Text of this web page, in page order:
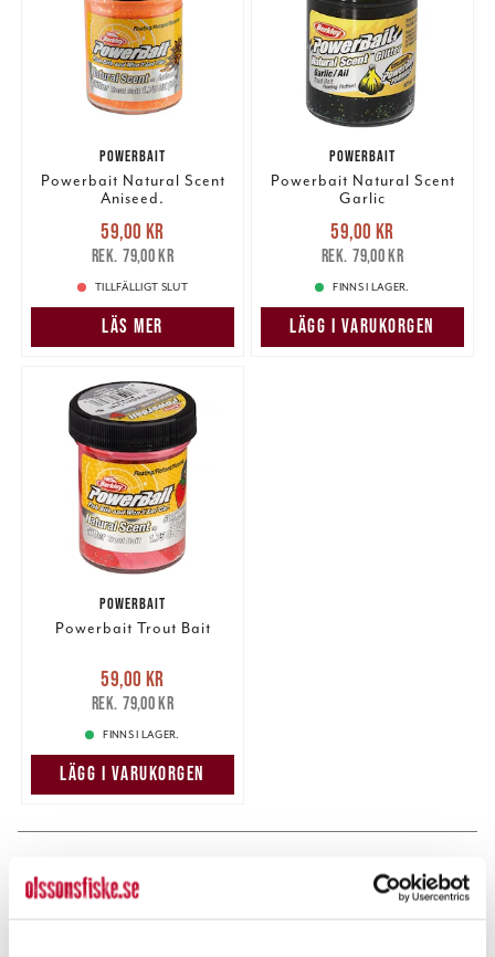
POWERBAIT
Powerbait Natural Scent
Aniseed.
Nuvarande pris
59,00 krTidigare pris
79,00 kr
59,00 kr
79,00 kr
TILLFÄLLIGT SLUT
LÄS MER
POWERBAIT
Powerbait Natural Scent
Garlic
Nuvarande pris
59,00 krTidigare pris
79,00 kr
59,00 kr
79,00 kr
FINNS I LAGER.
LÄGG I VARUKORGEN
POWERBAIT
Powerbait Trout Bait
Nuvarande pris
59,00 krTidigare pris
79,00 kr
59,00 kr
79,00 kr
FINNS I LAGER.
LÄGG I VARUKORGEN
PRODUKTBESKRIVNING